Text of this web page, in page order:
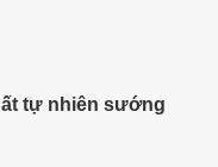
tự nhiên sướng